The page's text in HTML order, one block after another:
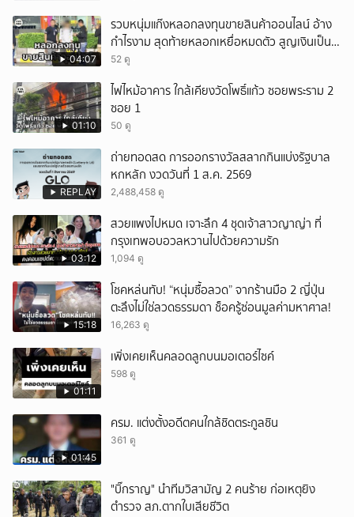
04:07
รวบหนุ่มแก๊งหลอกลงทุนขายสินค้าออนไลน์ อ้าง
กำไรงาม สุดท้ายหลอกเหยื่อหมดตัว สูญเงินเป็น
แสนบาท ยังให้การปฏิเสธ
52 ดู
01:10
ไฟไหม้อาคาร ใกล้เคียงวัดโพธิ์แก้ว ซอยพระราม 2
ซอย 1
50 ดู
REPLAY
ถ่ายทอดสด การออกรางวัลสลากกินแบ่งรัฐบาล
หกหลัก งวดวันที่ 1 ส.ค. 2569
2,488,458 ดู
03:12
สวยแพงไปหมด เจาะลึก 4 ชุดเจ้าสาวญาญ่า ที่
กรุงเทพอบอวลหวานไปด้วยความรัก
1,094 ดู
15:18
โชคหล่นทับ! “หนุ่มซื้อลวด” จากร้านมือ 2 ญี่ปุ่น
ตะลึงไม่ใช่ลวดธรรมดา ช็อครู้ซ่อนมูลค่ามหาศาล!
16,263 ดู
01:11
เพิ่งเคยเห็นคลอดลูกบนมอเตอร์ไซค์
598 ดู
01:45
ครม. แต่งตั้งอดีตคนใกล้ชิดตระกูลชิน
361 ดู
"บิ๊กราญ" นำทีมวิสามัญ 2 คนร้าย ก่อเหตุยิง
ตำรวจ สภ.ตากใบเสียชีวิต